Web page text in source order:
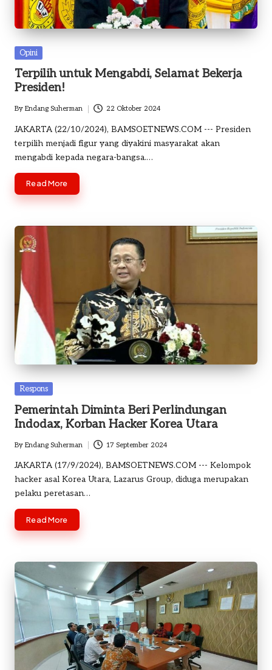
Posted
Opini
Terpilih untuk Mengabdi, Selamat Bekerja
Presiden!
Posted
by
By Endang Suherman 22 Oktober 2024
JAKARTA (22/10/2024), BAMSOETNEWS.COM --- Presiden
terpilih menjadi figur yang diyakini masyarakat akan
mengabdi kepada negara-bangsa.…
Read More
Posted
Respons
Pemerintah Diminta Beri Perlindungan
Indodax, Korban Hacker Korea Utara
Posted
by
By Endang Suherman 17 September 2024
JAKARTA (17/9/2024), BAMSOETNEWS.COM --- Kelompok
hacker asal Korea Utara, Lazarus Group, diduga merupakan
pelaku peretasan…
Read More